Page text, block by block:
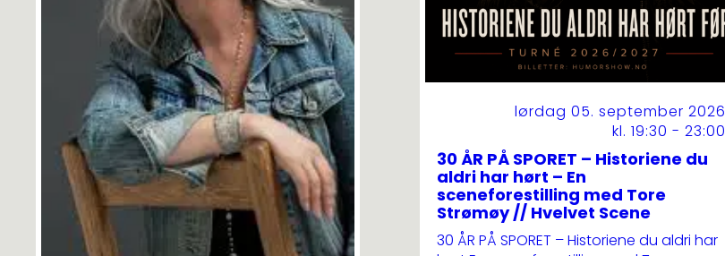
lørdag 05. september 2026
kl. 19:30 - 23:00
30 ÅR PÅ SPORET – Historiene du
aldri har hørt – En
sceneforestilling med Tore
Strømøy // Hvelvet Scene
30 ÅR PÅ SPORET – Historiene du aldri har